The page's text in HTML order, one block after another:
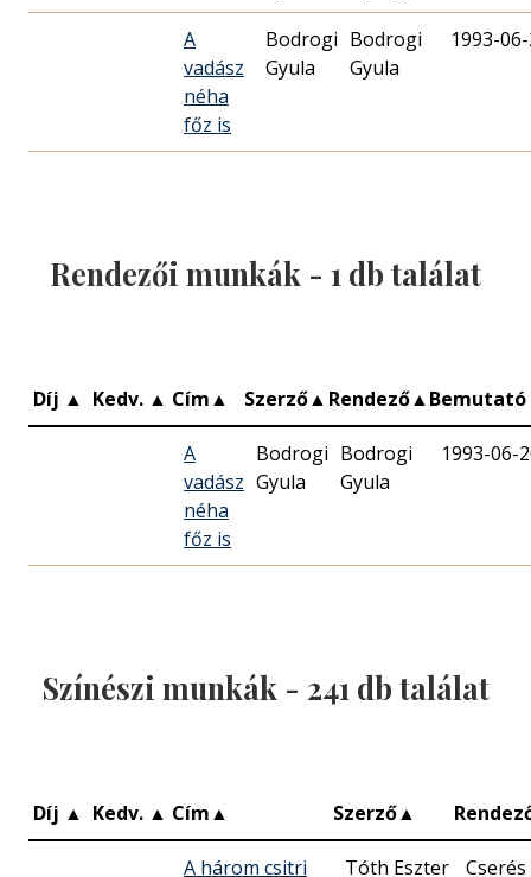
A
vadász
néha
főz is
Bodrogi
Gyula
Bodrogi
Gyula
1993-
Rendezői munkák - 1 db találat
Díj ▲ Kedv. ▲ Cím▲ Szerző▲ Rendező▲Bemutató
A
vadász
néha
főz is
Bodrogi
Gyula
Bodrogi
Gyula
1993-06-
Színészi munkák - 241 db találat
Díj ▲ Kedv. ▲ Cím▲ Szerző▲
A három csitri Tóth Eszter
Cserés